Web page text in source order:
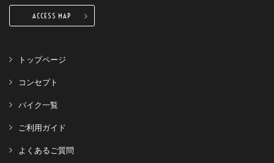
ACCESS MAP
トップページ
コンセプト
バイク一覧
ご利用ガイド
よくあるご質問